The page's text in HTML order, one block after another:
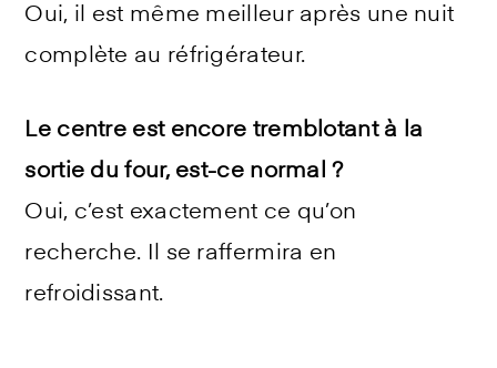
Oui, il est même meilleur après une nuit
complète au réfrigérateur.
Le centre est encore tremblotant à la
sortie du four, est-ce normal ?
Oui, c’est exactement ce qu’on
recherche. Il se raffermira en
refroidissant.